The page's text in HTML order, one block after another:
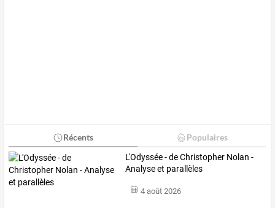
Récents Populaires
L'Odyssée - de Christopher Nolan -
Analyse et parallèles
4 août 2026